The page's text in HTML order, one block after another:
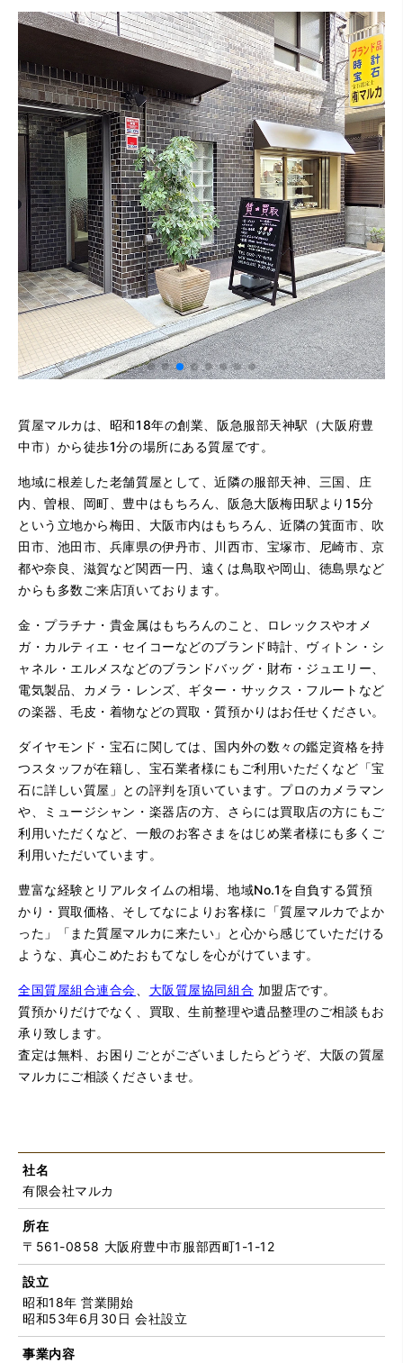
質屋マルカは、昭和18年の創業、阪急服部天神駅（大阪府豊
中市）から徒歩1分の場所にある質屋です。
地域に根差した老舗質屋として、近隣の服部天神、三国、庄
内、曽根、岡町、豊中はもちろん、阪急大阪梅田駅より15分
という立地から梅田、大阪市内はもちろん、近隣の箕面市、吹
田市、池田市、兵庫県の伊丹市、川西市、宝塚市、尼崎市、京
都や奈良、滋賀など関西一円、遠くは鳥取や岡山、徳島県など
からも多数ご来店頂いております。
金・プラチナ・貴金属はもちろんのこと、ロレックスやオメ
ガ・カルティエ・セイコーなどのブランド時計、ヴィトン・シ
ャネル・エルメスなどのブランドバッグ・財布・ジュエリー、
電気製品、カメラ・レンズ、ギター・サックス・フルートなど
の楽器、毛皮・着物などの買取・質預かりはお任せください。
ダイヤモンド・宝石に関しては、国内外の数々の鑑定資格を持
つスタッフが在籍し、宝石業者様にもご利用いただくなど「宝
石に詳しい質屋」との評判を頂いています。プロのカメラマン
や、ミュージシャン・楽器店の方、さらには買取店の方にもご
利用いただくなど、一般のお客さまをはじめ業者様にも多くご
利用いただいています。
豊富な経験とリアルタイムの相場、地域No.1を自負する質預
かり・買取価格、そしてなによりお客様に「質屋マルカでよか
った」「また質屋マルカに来たい」と心から感じていただける
ような、真心こめたおもてなしを心がけています。
全国質屋組合連合会 大阪質屋協同組合 加盟店です。
質預かりだけでなく、買取、生前整理や遺品整理のご相談もお
承り致します。
査定は無料、お困りごとがございましたらどうぞ、大阪の質屋
マルカにご相談くださいませ。
社名
有限会社マルカ
所在
〒561-0858 大阪府豊中市服部西町1-1-12
設立
昭和18年 営業開始
昭和53年6月30日 会社設立
事業内容